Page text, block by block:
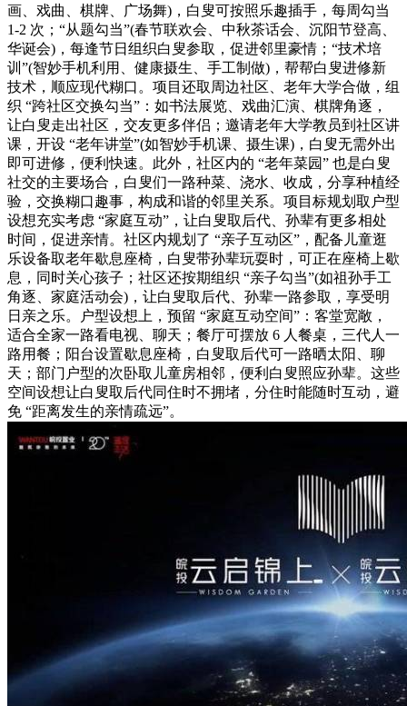
画、戏曲、棋牌、广场舞)，白叟可按照乐趣插手，每周勾当
1-2 次；“从题勾当”(春节联欢会、中秋茶话会、沉阳节登高、
华诞会)，每逢节日组织白叟参取，促进邻里豪情；“技术培
训”(智妙手机利用、健康摄生、手工制做)，帮帮白叟进修新
技术，顺应现代糊口。项目还取周边社区、老年大学合做，组
织 “跨社区交换勾当”：如书法展览、戏曲汇演、棋牌角逐，
让白叟走出社区，交友更多伴侣；邀请老年大学教员到社区讲
课，开设 “老年讲堂”(如智妙手机课、摄生课)，白叟无需外出
即可进修，便利快速。此外，社区内的 “老年菜园” 也是白叟
社交的主要场合，白叟们一路种菜、浇水、收成，分享种植经
验，交换糊口趣事，构成和谐的邻里关系。项目标规划取户型
设想充实考虑 “家庭互动”，让白叟取后代、孙辈有更多相处
时间，促进亲情。社区内规划了 “亲子互动区”，配备儿童逛
乐设备取老年歇息座椅，白叟带孙辈玩耍时，可正在座椅上歇
息，同时关心孩子；社区还按期组织 “亲子勾当”(如祖孙手工
角逐、家庭活动会)，让白叟取后代、孙辈一路参取，享受明
日亲之乐。户型设想上，预留 “家庭互动空间”：客堂宽敞，
适合全家一路看电视、聊天；餐厅可摆放 6 人餐桌，三代人一
路用餐；阳台设置歇息座椅，白叟取后代可一路晒太阳、聊
天；部门户型的次卧取儿童房相邻，便利白叟照应孙辈。这些
空间设想让白叟取后代同住时不拥堵，分住时能随时互动，避
免 “距离发生的亲情疏远”。